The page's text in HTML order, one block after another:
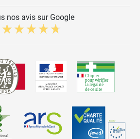
nos avis sur Google